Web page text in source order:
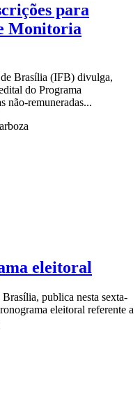
para
Monitoria
Brasília (IFB) divulga,
do Programa
não-remuneradas...
eleitoral
publica nesta sexta-
eleitoral referente a